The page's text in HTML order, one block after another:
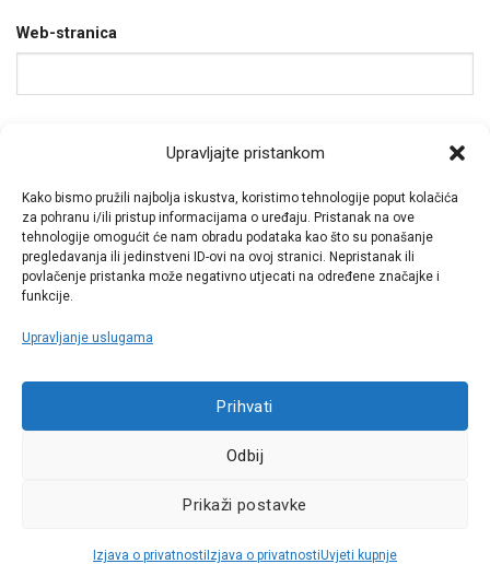
Upravljajte pristankom
Kako bismo pružili najbolja iskustva, koristimo tehnologije poput kolačića
za pohranu i/ili pristup informacijama o uređaju. Pristanak na ove
tehnologije omogućit će nam obradu podataka kao što su ponašanje
pregledavanja ili jedinstveni ID-ovi na ovoj stranici. Nepristanak ili
povlačenje pristanka može negativno utjecati na određene značajke i
funkcije.
Upravljanje uslugama
Prihvati
Odbij
Prikaži postavke
Izjava o privatnosti Izjava o privatnostiUvjeti kupnje
Web-stranica
komentirao.
Call centar
+38513030300